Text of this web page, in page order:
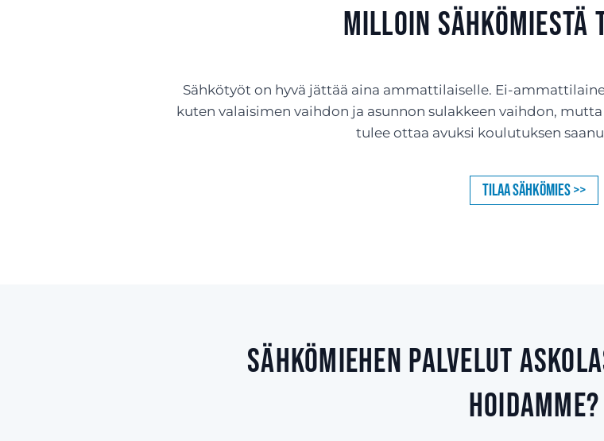
milloin sähkömiestä
Sähkötyöt on hyvä jättää aina ammattilaiselle. Ei-
kuten valaisimen vaihdon ja asunnon sulakkeen vaihdon,
tulee ottaa avuksi koulutuksen
Tilaa sähkömies >>
Sähkömiehen palvelut
hoidamme?